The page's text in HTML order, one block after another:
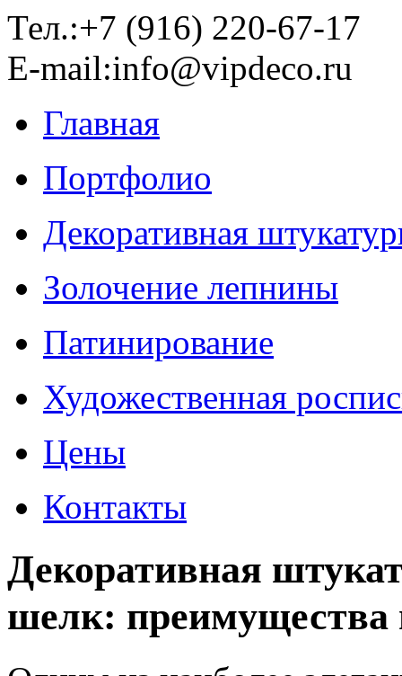
Тел.:+7 (916) 220-67-17
E-mail:info@vipdeco.ru
Главная
Портфолио
Декоративная
Золочение лепнины
Патинирование
Художественная
Цены
Контакты
Декоративная
шелк: преимущества